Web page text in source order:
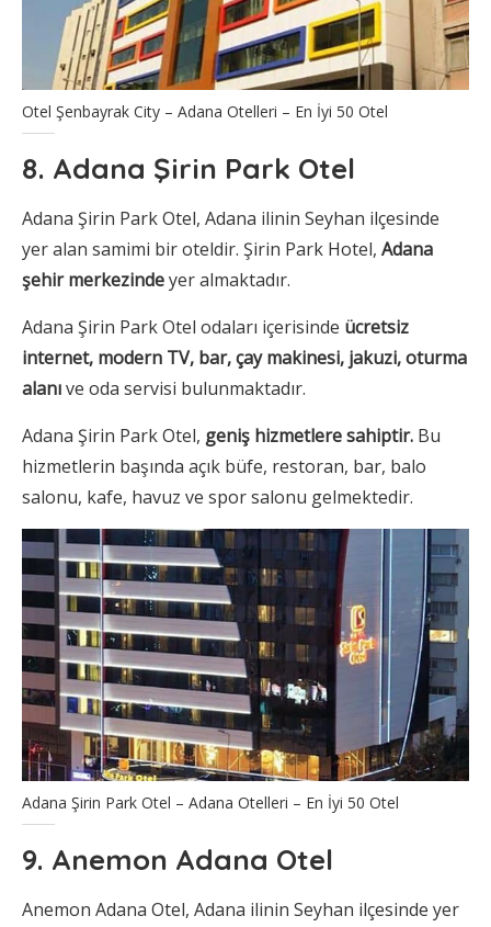
Otel Şenbayrak City – Adana Otelleri – En İyi 50 Otel
8. Adana Şirin Park Otel
Adana Şirin Park Otel, Adana ilinin Seyhan ilçesinde
yer alan samimi bir oteldir. Şirin Park Hotel, Adana
şehir merkezindeyer almaktadır.
Adana Şirin Park Otel odaları içerisinde ücretsiz
internet, modern TV, bar, çay makinesi, jakuzi, oturma
alanıve oda servisi bulunmaktadır.
Adana Şirin Park Otel, geniş hizmetlere sahiptir. Bu
hizmetlerin başında açık büfe, restoran, bar, balo
salonu, kafe, havuz ve spor salonu gelmektedir.
Adana Şirin Park Otel – Adana Otelleri – En İyi 50 Otel
9. Anemon Adana Otel
Anemon Adana Otel, Adana ilinin Seyhan ilçesinde yer